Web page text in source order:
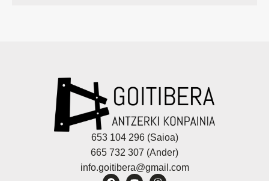
653 104 296 (Saioa)
665 732 307 (Ander)
info.goitibera@gmail.com